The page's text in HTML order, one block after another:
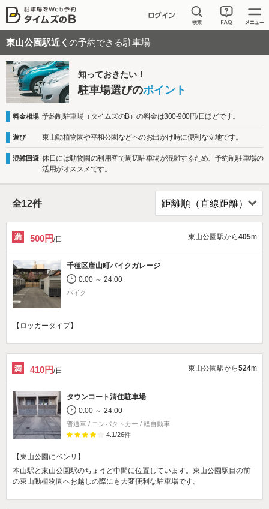
東山公園駅近く の予約できる駐車場
知っておきたい！
駐車場選びのポイント
料金相場 予約制駐車場（タイムズのB）の料金は300-900円/日ほどです。
遊び 東山動植物園や平和公園などへのお出かけ時に便利な立地です。
混雑回避 休日には動物園の利用客で周辺駐車場が混雑するため、予約制駐車場の
活用がオススメです。
全12件
500円/日 東山公園駅から405m
千種区唐山町バイクガレージ
0:00 ～ 24:00
バイク
【ロッカータイプ】
410円/日 東山公園駅から524m
タウンコート清住駐車場
0:00 ～ 24:00
普通車 / コンパクトカー / 軽自動車
4.1/26件
【東山公園にベンリ】
本山駅と東山公園駅のちょうど中間に位置しています。東山公園駅目の前
の東山動植物園へお越しの際にも大変便利な駐車場です。